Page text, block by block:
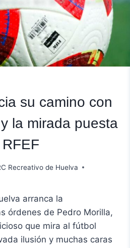
su camino con
la mirada puesta
Recreativo de Huelva
arranca la
órdenes de Pedro Morilla,
que mira al fútbol
ilusión y muchas caras